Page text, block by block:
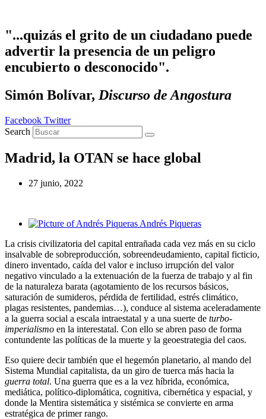
"...quizás el grito de un ciudadano puede
advertir la presencia de un peligro
encubierto o desconocido".
Simón Bolívar, Discurso de Angostura
Facebook Twitter
Search
Madrid, la OTAN se hace global
27 junio, 2022
Andrés Piqueras
La crisis civilizatoria del capital entrañada cada vez más en su ciclo
insalvable de sobreproducción, sobreendeudamiento, capital ficticio,
dinero inventado, caída del valor e incluso irrupción del valor
negativo vinculado a la extenuación de la fuerza de trabajo y al fin
de la naturaleza barata (agotamiento de los recursos básicos,
saturación de sumideros, pérdida de fertilidad, estrés climático,
plagas resistentes, pandemias…), conduce al sistema aceleradamente
a la guerra social a escala intraestatal y a una suerte de turbo-
imperialismo en la interestatal. Con ello se abren paso de forma
contundente las políticas de la muerte y la geoestrategia del caos.
Eso quiere decir también que el hegemón planetario, al mando del
Sistema Mundial capitalista, da un giro de tuerca más hacia la
guerra total. Una guerra que es a la vez híbrida, económica,
mediática, político-diplomática, cognitiva, cibernética y espacial, y
donde la Mentira sistemática y sistémica se convierte en arma
estratégica de primer rango.